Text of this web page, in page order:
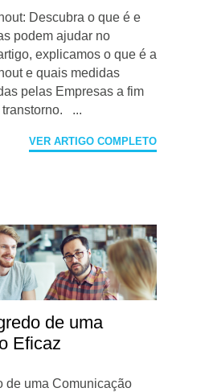
Descubra o que é e
podem ajudar no
explicamos o que é a
e quais medidas
pelas Empresas a fim
transtorno. ...
VER ARTIGO COMPLETO
de uma
Eficaz
de uma Comunicação